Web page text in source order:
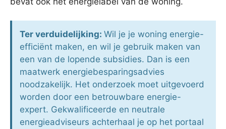
Ter verduidelijking: Wil je je woning energie-
efficiënt maken, en wil je gebruik maken van
een van de lopende subsidies. Dan is een
maatwerk energiebesparingsadvies
noodzakelijk. Het onderzoek moet uitgevoerd
worden door een betrouwbare energie-
expert. Gekwalificeerde en neutrale
energieadviseurs achterhaal je op het portaal